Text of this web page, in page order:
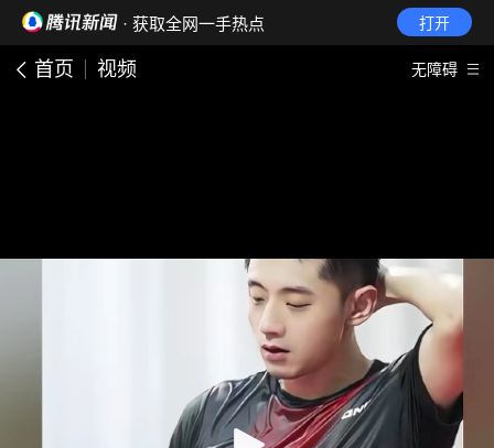
· 获取全网一手热点 打开
首页 视频 无障碍